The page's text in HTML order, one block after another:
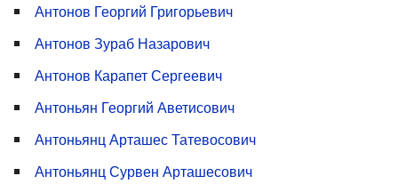
Антонов Георгий Григорьевич
Антонов Зураб Назарович
Антонов Карапет Сергеевич
Антоньян Георгий Аветисович
Антоньянц Арташес Татевосович
Антоньянц Сурвен Арташесович